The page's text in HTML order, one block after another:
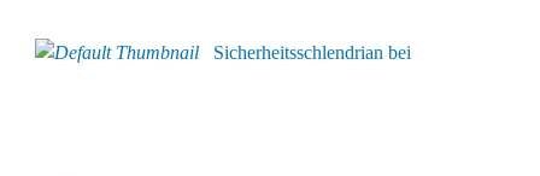
Sicherheitsschlendrian bei